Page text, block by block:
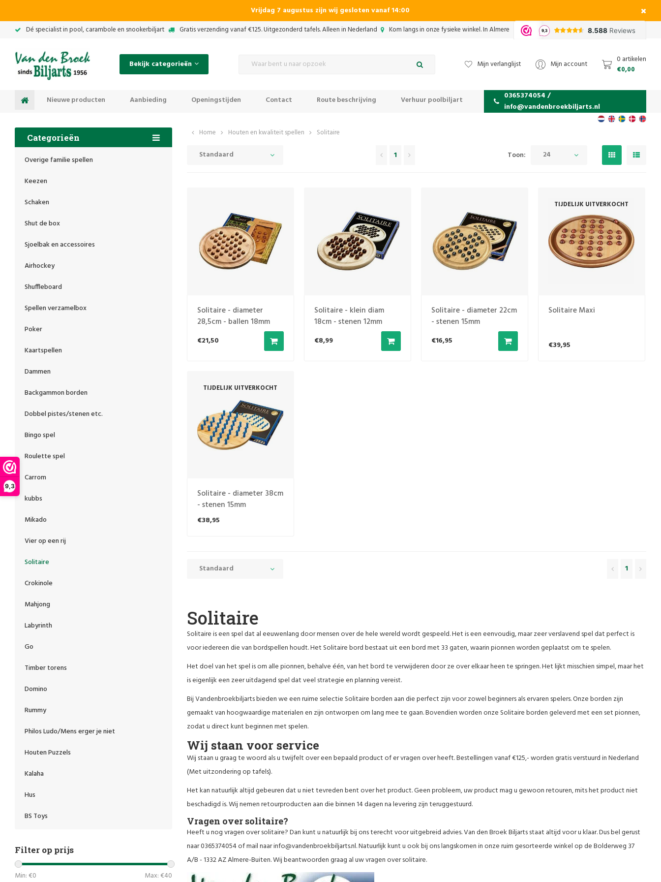
9,3
Vrijdag 7 augustus zijn wij gesloten vanaf 14:00
Dé specialist in pool, carambole en snookerbiljart Gratis verzending vanaf €125. Uitgezonderd tafels. Alleen in Nederland Kom langs in onze fysieke winkel. In Almere
Bekijk categorieën Mijn verlanglijst Mijn account
0 artikelen
€0,00
Nieuwe producten Aanbieding Openingstijden Contact Route beschrijving Verhuur poolbiljart
0365374054 /
info@vandenbroekbiljarts.nl
Categorieën
Overige familie spellen
Keezen
Schaken
Shut de box
Sjoelbak en accessoires
Airhockey
Shuffleboard
Spellen verzamelbox
Poker
Kaartspellen
Dammen
Backgammon borden
Dobbel pistes/stenen etc.
Bingo spel
Roulette spel
Carrom
kubbs
Mikado
Vier op een rij
Solitaire
Crokinole
Mahjong
Labyrinth
Go
Timber torens
Domino
Rummy
Philos Ludo/Mens erger je niet
Houten Puzzels
Kalaha
Hus
BS Toys
Filter op prijs
Min: €0 Max: €40
Home Houten en kwaliteit spellen Solitaire
Standaard 1 Toon: 24
Solitaire - diameter
28,5cm - ballen 18mm
€21,50
Solitaire - klein diam
18cm - stenen 12mm
€8,99
Solitaire - diameter 22cm
- stenen 15mm
€16,95
TIJDELIJK UITVERKOCHT
Solitaire Maxi
€39,95
TIJDELIJK UITVERKOCHT
Solitaire - diameter 38cm
- stenen 15mm
€38,95
Standaard 1
Solitaire
Solitaire is een spel dat al eeuwenlang door mensen over de hele wereld wordt gespeeld. Het is een eenvoudig, maar zeer verslavend spel dat perfect is
voor iedereen die van bordspellen houdt. Het Solitaire bord bestaat uit een bord met 33 gaten, waarin pionnen worden geplaatst om te spelen.
Het doel van het spel is om alle pionnen, behalve één, van het bord te verwijderen door ze over elkaar heen te springen. Het lijkt misschien simpel, maar het
is eigenlijk een zeer uitdagend spel dat veel strategie en planning vereist.
Bij Vandenbroekbiljarts bieden we een ruime selectie Solitaire borden aan die perfect zijn voor zowel beginners als ervaren spelers. Onze borden zijn
gemaakt van hoogwaardige materialen en zijn ontworpen om lang mee te gaan. Bovendien worden onze Solitaire borden geleverd met een set pionnen,
zodat u direct kunt beginnen met spelen.
Wij staan voor service
Wij staan u graag te woord als u twijfelt over een bepaald product of er vragen over heeft. Bestellingen vanaf €125,- worden gratis verstuurd in Nederland
(Met uitzondering op tafels).
Het kan natuurlijk altijd gebeuren dat u niet tevreden bent over het product. Geen probleem, uw product mag u gewoon retouren, mits het product niet
beschadigd is. Wij nemen retourproducten aan die binnen 14 dagen na levering zijn teruggestuurd.
Vragen over solitaire?
Heeft u nog vragen over solitaire? Dan kunt u natuurlijk bij ons terecht voor uitgebreid advies. Van den Broek Biljarts staat altijd voor u klaar. Dus bel gerust
naar 0365374054 of mail naarinfo@vandenbroekbiljarts.nl. Natuurlijk kunt u ook bij ons langskomen in onze ruim gesorteerde winkel op de Bolderweg 37
A/B - 1332 AZ Almere-Buiten. Wij beantwoorden graag al uw vragen over solitaire.